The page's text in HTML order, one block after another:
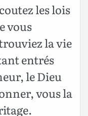
les lois
vous
la vie
entrés
le Dieu
vous la